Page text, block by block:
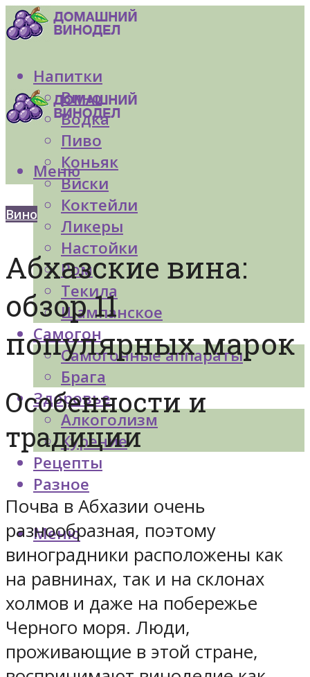
Напитки
Вино
Водка
Пиво
Коньяк
Виски
Коктейли
Ликеры
Настойки
Ром
Текила
Шампанское
Самогон
Самогонные аппараты
Брага
Здоровье
Алкоголизм
Курение
Рецепты
Разное
Меню
Меню
Вино
Абхазские вина:
обзор 11
популярных марок
Особенности и
традиции
Почва в Абхазии очень
разнообразная, поэтому
виноградники расположены как
на равнинах, так и на склонах
холмов и даже на побережье
Черного моря. Люди,
проживающие в этой стране,